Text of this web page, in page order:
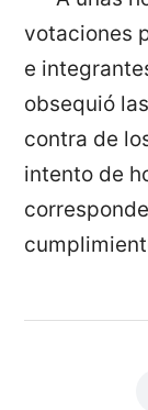
votaciones
e
obsequió
contra de
intento de